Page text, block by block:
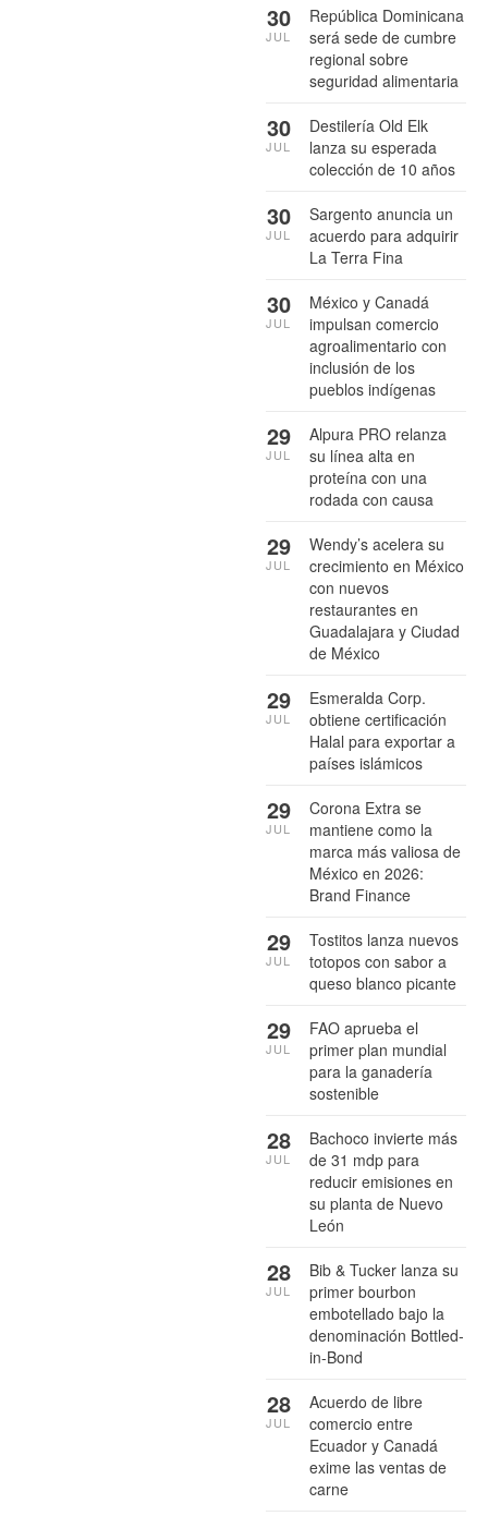
República Dominicana
será sede de cumbre
regional sobre
seguridad alimentaria
30
JUL
Destilería Old Elk
lanza su esperada
colección de 10 años
30
JUL
Sargento anuncia un
acuerdo para adquirir
La Terra Fina
30
JUL
México y Canadá
impulsan comercio
agroalimentario con
inclusión de los
pueblos indígenas
30
JUL
Alpura PRO relanza
su línea alta en
proteína con una
rodada con causa
29
JUL
Wendy’s acelera su
crecimiento en México
con nuevos
restaurantes en
Guadalajara y Ciudad
de México
29
JUL
Esmeralda Corp.
obtiene certificación
Halal para exportar a
países islámicos
29
JUL
Corona Extra se
mantiene como la
marca más valiosa de
México en 2026:
Brand Finance
29
JUL
Tostitos lanza nuevos
totopos con sabor a
queso blanco picante
29
JUL
FAO aprueba el
primer plan mundial
para la ganadería
sostenible
29
JUL
Bachoco invierte más
de 31 mdp para
reducir emisiones en
su planta de Nuevo
León
28
JUL
Bib & Tucker lanza su
primer bourbon
embotellado bajo la
denominación Bottled-
in-Bond
28
JUL
Acuerdo de libre
comercio entre
Ecuador y Canadá
exime las ventas de
carne
28
JUL